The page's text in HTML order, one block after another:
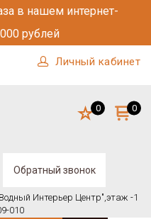
в нашем интернет-
рублей
Личный кабинет
Обратный звонок
Интерьер Центр",этаж -1
010
0 0